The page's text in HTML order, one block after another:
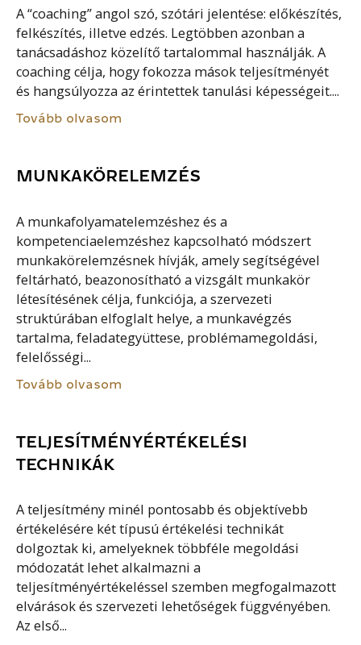
A “coaching” angol szó, szótári jelentése: előkészítés,
felkészítés, illetve edzés. Legtöbben azonban a
tanácsadáshoz közelítő tartalommal használják. A
coaching célja, hogy fokozza mások teljesítményét
és hangsúlyozza az érintettek tanulási képességeit....
Tovább olvasom
MUNKAKÖRELEMZÉS
A munkafolyamatelemzéshez és a
kompetenciaelemzéshez kapcsolható módszert
munkakörelemzésnek hívják, amely segítségével
feltárható, beazonosítható a vizsgált munkakör
létesítésének célja, funkciója, a szervezeti
struktúrában elfoglalt helye, a munkavégzés
tartalma, feladategyüttese, problémamegoldási,
felelősségi...
Tovább olvasom
TELJESÍTMÉNYÉRTÉKELÉSI
TECHNIKÁK
A teljesítmény minél pontosabb és objektívebb
értékelésére két típusú értékelési technikát
dolgoztak ki, amelyeknek többféle megoldási
módozatát lehet alkalmazni a
teljesítményértékeléssel szemben megfogalmazott
elvárások és szervezeti lehetőségek függvényében.
Az első...